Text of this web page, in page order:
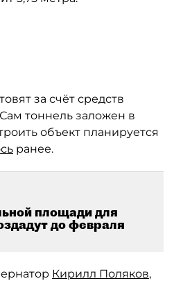
за счёт средств
тоннель заложен в
объект планируется
ранее.
площади для
до февраля
Кирилл Поляков,